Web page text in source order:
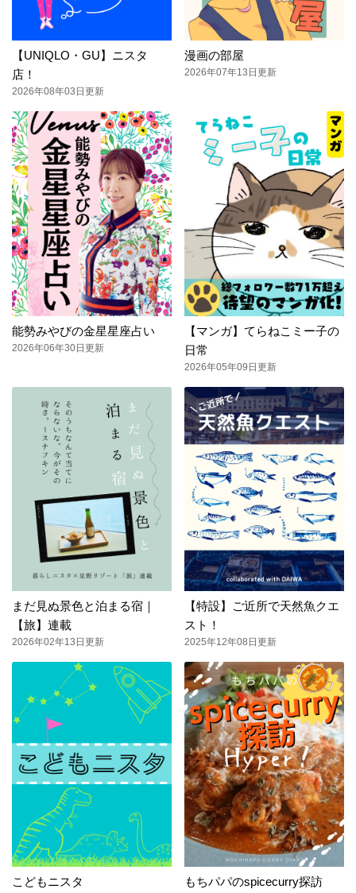
【UNIQLO・GU】ニスタ
店！
2026年08年03日更新
漫画の部屋
2026年07年13日更新
能勢みやびの金星星座占い
2026年06年30日更新
【マンガ】てらねこミー子の
日常
2026年05年09日更新
まだ見ぬ景色と泊まる宿｜
【旅】連載
2026年02年13日更新
【特設】ご近所で天然魚クエ
スト！
2025年12年08日更新
こどもニスタ もちパパのspicecurry探訪